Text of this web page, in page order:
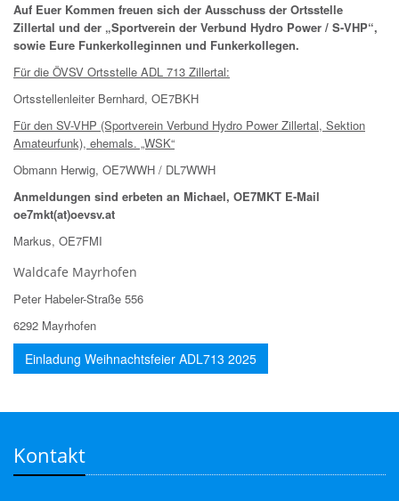
Auf Euer Kommen freuen sich der Ausschuss der Ortsstelle
Zillertal und der „Sportverein der Verbund Hydro Power / S-VHP“,
sowie Eure Funkerkolleginnen und Funkerkollegen.
Für die ÖVSV Ortsstelle ADL 713 Zillertal:
Ortsstellenleiter Bernhard, OE7BKH
Für den SV-VHP (Sportverein Verbund Hydro Power Zillertal, Sektion
Amateurfunk), ehemals. „WSK“
Obmann Herwig, OE7WWH / DL7WWH
Anmeldungen sind erbeten an Michael, OE7MKT E-Mail
oe7mkt(at)oevsv.at
Markus, OE7FMI
Waldcafe Mayrhofen
Peter Habeler-Straße 556
6292 Mayrhofen
Einladung Weihnachtsfeier ADL713 2025
Kontakt